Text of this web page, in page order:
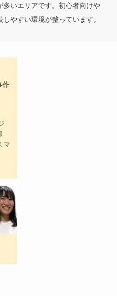
いエリアです。初心者向けや
やすい環境が整っています。
作
マ